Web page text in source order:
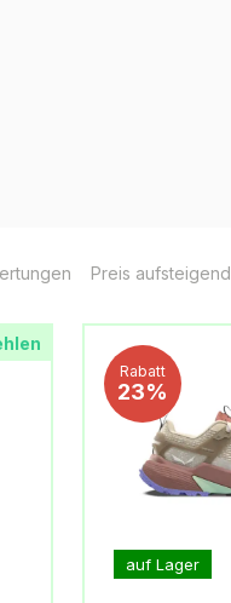
Preis aufsteigend
Rabatt
23%
auf Lager